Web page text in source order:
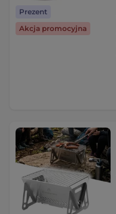
Prezent
Akcja promocyjna